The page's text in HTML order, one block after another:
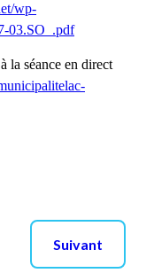
wp-
03.SO_.pdf
la séance en direct
Suivant